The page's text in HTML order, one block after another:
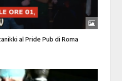
al Pride Pub di Roma